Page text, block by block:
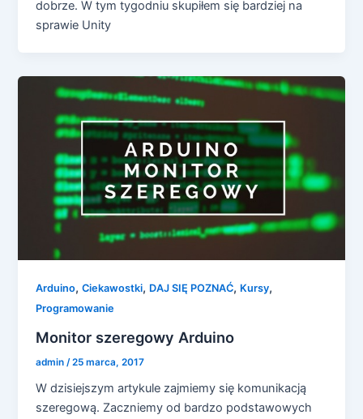
dobrze. W tym tygodniu skupiłem się bardziej na
sprawie Unity
Arduino,Ciekawostki, DAJ SIĘ POZNAĆ, Kursy,
Programowanie
Monitor szeregowy Arduino
admin /25 marca, 2017
W dzisiejszym artykule zajmiemy się komunikacją
szeregową. Zaczniemy od bardzo podstawowych